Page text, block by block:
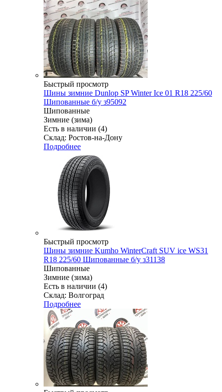
Быстрый просмотр
Шины зимние Dunlop SP Winter Ice 01 R18 225/60
Шипованные б/у з95092
Шипованные
Зимние (зима)
Есть в наличии (4)
Склад: Ростов-на-Дону
Подробнее
Быстрый просмотр
Шины зимние Kumho WinterCraft SUV ice WS31
R18 225/60 Шипованные б/у з31138
Шипованные
Зимние (зима)
Есть в наличии (4)
Склад: Волгоград
Подробнее